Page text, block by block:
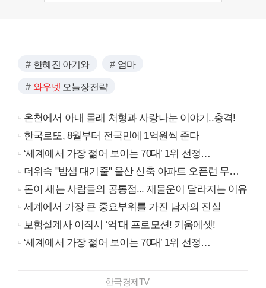
한혜진 아기와 엄마
와우넷 오늘장전략
온천에서 아내 몰래 처형과 사랑나눈 이야기..충격!
한국로또, 8월부터 전국민에 1억원씩 준다
‘세계에서 가장 젊어 보이는 70대’ 1위 선정…
더위속 "밤샘 대기줄" 울산 신축 아파트 오픈런 무슨일?
돈이 새는 사람들의 공통점... 재물운이 달라지는 이유
세계에서 가장 큰 중요부위를 가진 남자의 진실
보험설계사 이직시 ‘억’대 프로모션! 키움에셋!
‘세계에서 가장 젊어 보이는 70대’ 1위 선정…
한국경제TV